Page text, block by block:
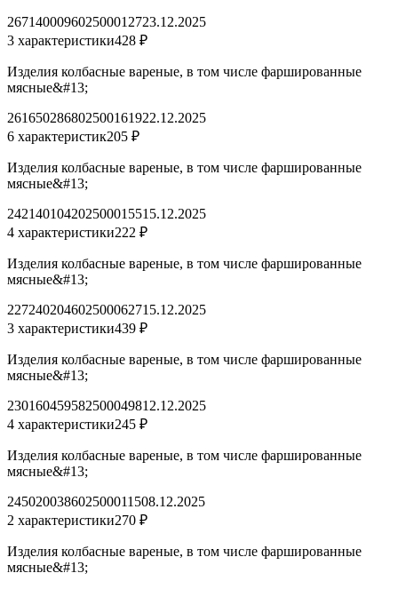
267140009602500012723.12.2025
3 характеристики428 ₽
Изделия колбасные вареные, в том числе фаршированные
мясные&#13;
261650286802500161922.12.2025
6 характеристик205 ₽
Изделия колбасные вареные, в том числе фаршированные
мясные&#13;
242140104202500015515.12.2025
4 характеристики222 ₽
Изделия колбасные вареные, в том числе фаршированные
мясные&#13;
227240204602500062715.12.2025
3 характеристики439 ₽
Изделия колбасные вареные, в том числе фаршированные
мясные&#13;
230160459582500049812.12.2025
4 характеристики245 ₽
Изделия колбасные вареные, в том числе фаршированные
мясные&#13;
245020038602500011508.12.2025
2 характеристики270 ₽
Изделия колбасные вареные, в том числе фаршированные
мясные&#13;